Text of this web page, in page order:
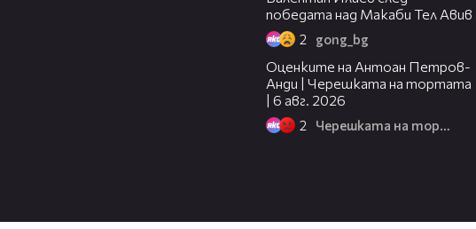
победата над Макаби Тел Авив
2 gong_bg
Оценките на Антоан Петров-
Анди | Черешката на тортата
| 6 авг. 2026
2 Черешката на тортата